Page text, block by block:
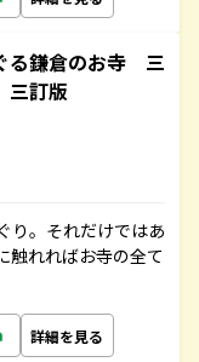
る鎌倉のお寺 三
訂版
り。それだけではあ
触れればお寺の全て
詳細を見る